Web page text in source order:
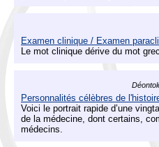
Examen clinique / Examen
Le mot clinique dérive du mot
Personnalités célèbres de
Voici le portrait rapide d’une
de la médecine, dont certains,
médecins.